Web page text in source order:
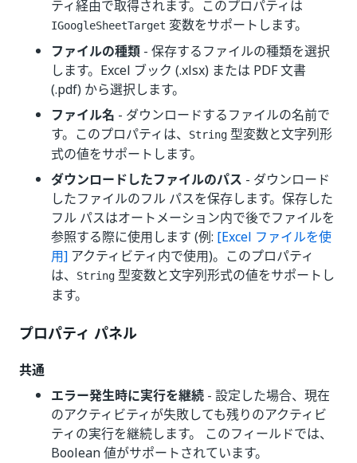
ティ経由で取得されます。このプロパティは
IGoogleSheetTarget 変数をサポートします。
ファイルの種類 - 保存するファイルの種類を選択
します。Excel ブック (.xlsx) または PDF 文書
(.pdf) から選択します。
ファイル名 - ダウンロードするファイルの名前で
す。このプロパティは、
String 型変数と文字列形
式の値をサポートします。
ダウンロードしたファイルのパス - ダウンロード
したファイルのフル パスを保存します。保存した
フル パスはオートメーション内で後でファイルを
参照する際に使用します (例: [Excel ファイルを使
用] アクティビティ内で使用)。このプロパティ
は、
String 型変数と文字列形式の値をサポートし
ます。
プロパティ パネル
共通
エラー発生時に実行を継続 - 設定した場合、現在
のアクティビティが失敗しても残りのアクティビ
ティの実行を継続します。 このフィールドでは、
Boolean 値がサポートされています。